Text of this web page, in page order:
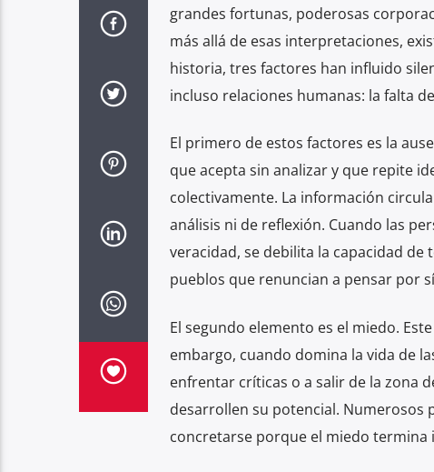
grandes fortunas, poderosas
más allá de esas interpretaciones,
historia, tres factores han influido
incluso relaciones humanas: la falta
El primero de estos factores es la
que acepta sin analizar y que repite
colectivamente. La información
análisis ni de reflexión. Cuando las
veracidad, se debilita la capacidad
pueblos que renuncian a pensar por
El segundo elemento es el miedo.
embargo, cuando domina la vida de
enfrentar críticas o a salir de la zona
desarrollen su potencial. Numerosos
concretarse porque el miedo termina